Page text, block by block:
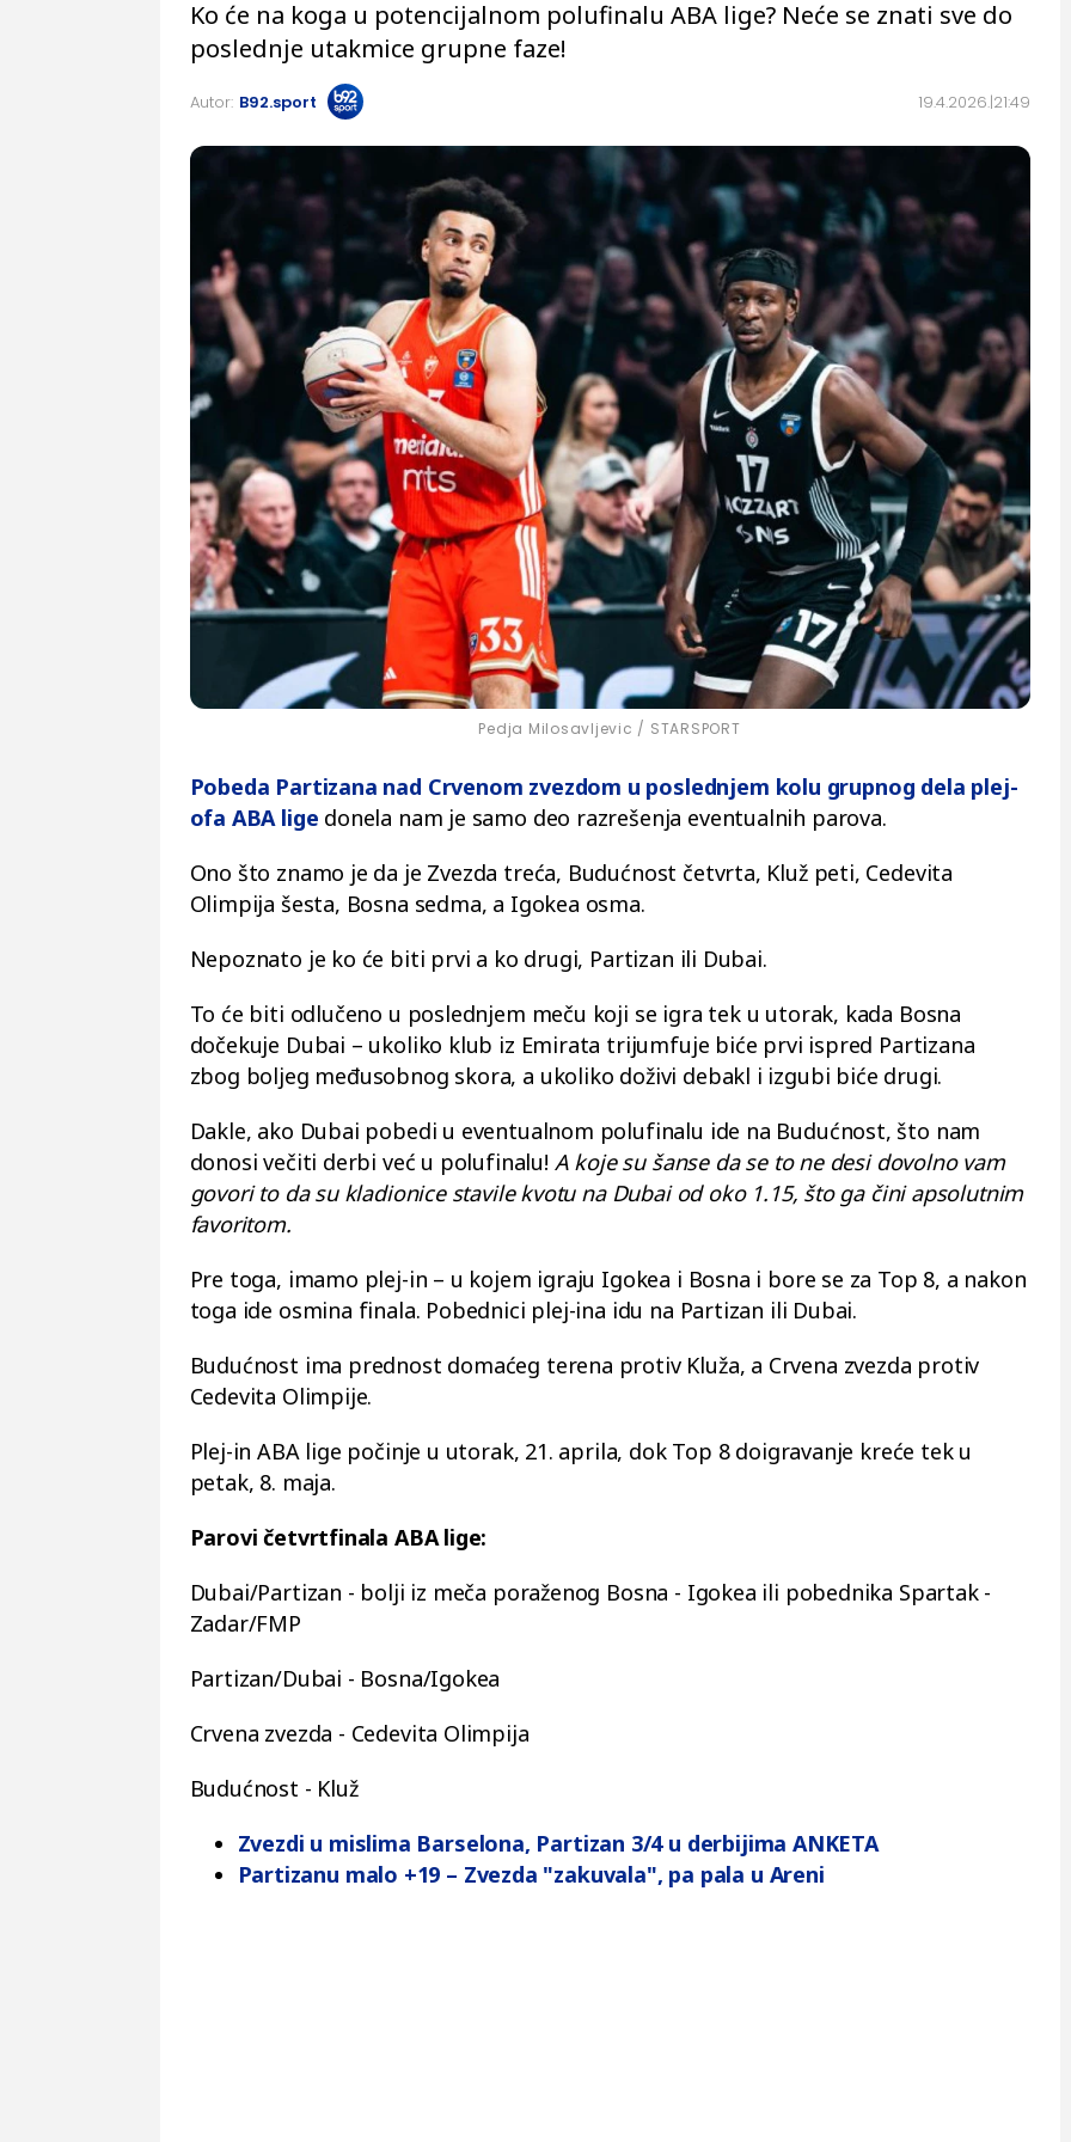
19.4.2026. 21:49
Ko će na koga u potencijalnom polufinalu ABA lige? Neće se znati sve do
poslednje utakmice grupne faze!
Autor: B92.sport
Pedja Milosavljevic / STARSPORT
Pobeda Partizana nad Crvenom zvezdom u poslednjem kolu grupnog dela plej-
ofa ABA lige donela nam je samo deo razrešenja eventualnih parova.
Ono što znamo je da je Zvezda treća, Budućnost četvrta, Kluž peti, Cedevita
Olimpija šesta, Bosna sedma, a Igokea osma.
Nepoznato je ko će biti prvi a ko drugi, Partizan ili Dubai.
To će biti odlučeno u poslednjem meču koji se igra tek u utorak, kada Bosna
dočekuje Dubai – ukoliko klub iz Emirata trijumfuje biće prvi ispred Partizana
zbog boljeg međusobnog skora, a ukoliko doživi debakl i izgubi biće drugi.
Dakle, ako Dubai pobedi u eventualnom polufinalu ide na Budućnost, što nam
donosi večiti derbi već u polufinalu! A koje su šanse da se to ne desi dovolno vam
govori to da su kladionice stavile kvotu na Dubai od oko 1.15, što ga čini apsolutnim
favoritom.
Pre toga, imamo plej-in – u kojem igraju Igokea i Bosna i bore se za Top 8, a nakon
toga ide osmina finala. Pobednici plej-ina idu na Partizan ili Dubai.
Budućnost ima prednost domaćeg terena protiv Kluža, a Crvena zvezda protiv
Cedevita Olimpije.
Plej-in ABA lige počinje u utorak, 21. aprila, dok Top 8 doigravanje kreće tek u
petak, 8. maja.
Parovi četvrtfinala ABA lige:
Dubai/Partizan - bolji iz meča poraženog Bosna - Igokea ili pobednika Spartak -
Zadar/FMP
Partizan/Dubai - Bosna/Igokea
Crvena zvezda - Cedevita Olimpija
Budućnost - Kluž
Zvezdi u mislima Barselona, Partizan 3/4 u derbijima ANKETA
Partizanu malo +19 – Zvezda "zakuvala", pa pala u Areni